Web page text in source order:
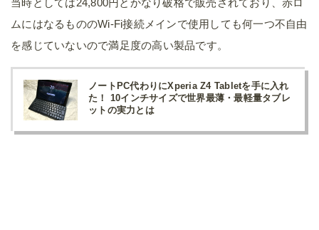
当時としては24,800円とかなり破格で販売されており、赤ロ
ムにはなるもののWi-Fi接続メインで使用しても何一つ不自由
を感じていないので満足度の高い製品です。
ノートPC代わりにXperia Z4 Tabletを手に入れ
た！ 10インチサイズで世界最薄・最軽量タブレ
ットの実力とは